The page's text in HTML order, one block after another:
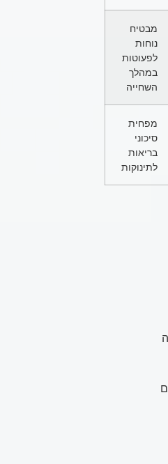
מבטיח
נוחות
לפעוטות
במהלך
השחייה
מפחית
סיכוני
בריאות
לתינוקות